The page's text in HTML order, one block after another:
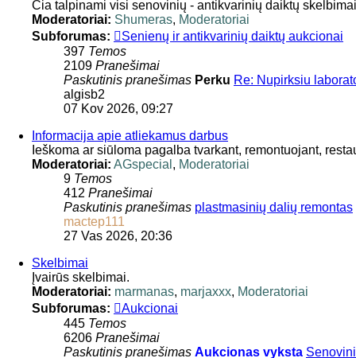
Čia talpinami visi senovinių - antikvarinių daiktų
Moderatoriai: Shumeras, Moderatoriai
Subforumas:
Senienų ir antikvarinių daiktų aukcionai
397 Temos
2109 Pranešimai
Paskutinis pranešimas Perku Re: Nupirksiu
algisb2
07 Kov 2026, 09:27
Informacija apie atliekamus darbus
Ieškoma ar siūloma pagalba tvarkant, remontuojant,
Moderatoriai: AGspecial , Moderatoriai
9 Temos
412 Pranešimai
Paskutinis pranešimas plastmasinių dalių remontas
mactep111
27 Vas 2026, 20:36
Skelbimai
Įvairūs skelbimai.
Moderatoriai: marmanas, marjaxxx, Moderatoriai
Subforumas:
Aukcionai
445 Temos
6206 Pranešimai
Paskutinis pranešimas Aukcionas vyksta